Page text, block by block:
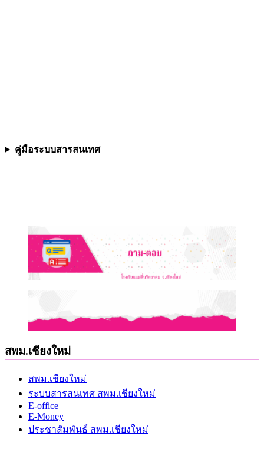
คู่มือระบบสารสนเทศ
สพม.เชียงใหม่
สพม.เชียงใหม่
ระบบสารสนเทศ สพม.เชียงใหม่
E-office
E-Money
ประชาสัมพันธ์ สพม.เชียงใหม่